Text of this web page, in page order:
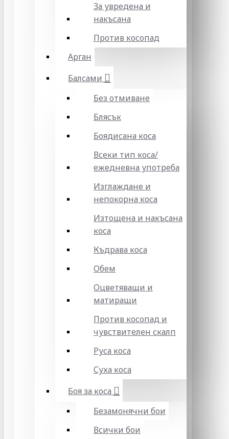
За увредена и
накъсана
Против косопад
Арган
Балсами
Без отмиване
Блясък
Боядисана коса
Всеки тип коса/
ежедневна употреба
Изглаждане и
непокорна коса
Изтощена и накъсана
коса
Къдрава коса
Обем
Оцветяващи и
матиращи
Против косопад и
чувствителен скалп
Руса коса
Суха коса
Боя за коса
Безамонячни бои
Всички бои